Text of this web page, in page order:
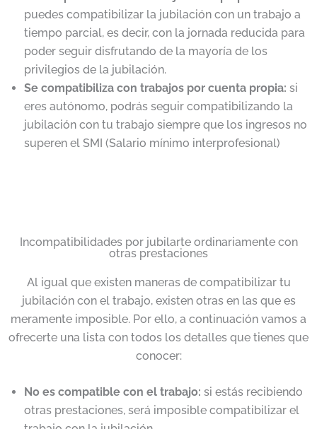
puedes compatibilizar la jubilación con un trabajo a
tiempo parcial, es decir, con la jornada reducida para
poder seguir disfrutando de la mayoría de los
privilegios de la jubilación.
Se compatibiliza con trabajos por cuenta propia: si
eres autónomo, podrás seguir compatibilizando la
jubilación con tu trabajo siempre que los ingresos no
superen el SMI (Salario mínimo interprofesional)
Incompatibilidades por jubilarte ordinariamente con
otras prestaciones
Al igual que existen maneras de compatibilizar tu
jubilación con el trabajo, existen otras en las que es
meramente imposible. Por ello, a continuación vamos a
ofrecerte una lista con todos los detalles que tienes que
conocer:
No es compatible con el trabajo: si estás recibiendo
otras prestaciones, será imposible compatibilizar el